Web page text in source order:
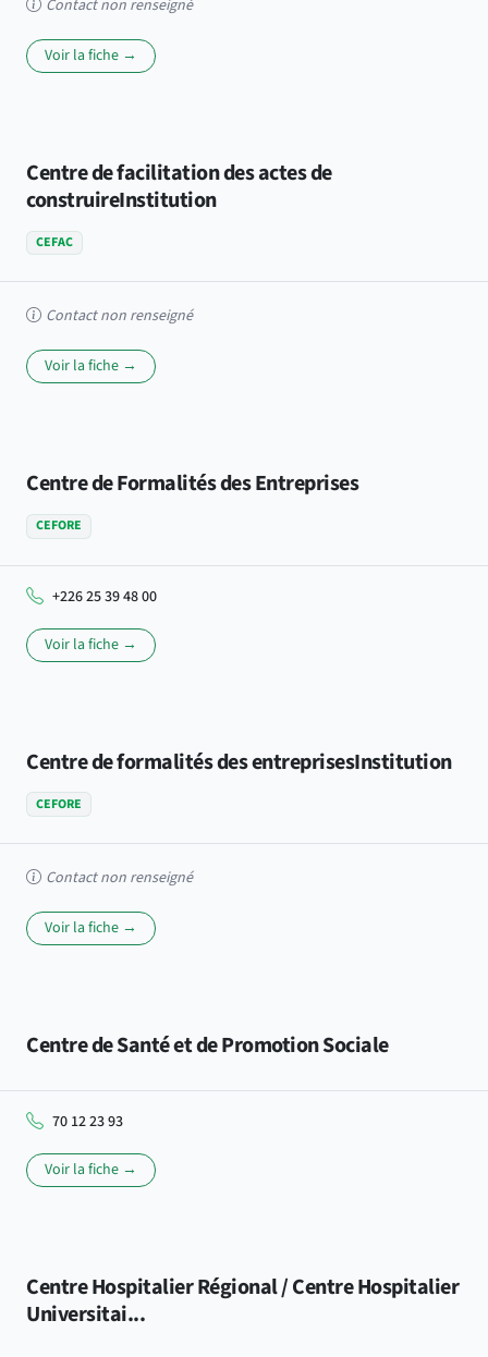
Contact non renseigné
Voir la fiche →
Centre de facilitation des actes de
construireInstitution
CEFAC
Contact non renseigné
Voir la fiche →
Centre de Formalités des Entreprises
CEFORE
+226 25 39 48 00
Voir la fiche →
Centre de formalités des entreprisesInstitution
CEFORE
Contact non renseigné
Voir la fiche →
Centre de Santé et de Promotion Sociale
70 12 23 93
Voir la fiche →
Centre Hospitalier Régional / Centre Hospitalier
Universitai...